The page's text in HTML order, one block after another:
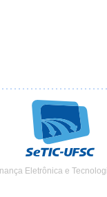
Eletrônica e